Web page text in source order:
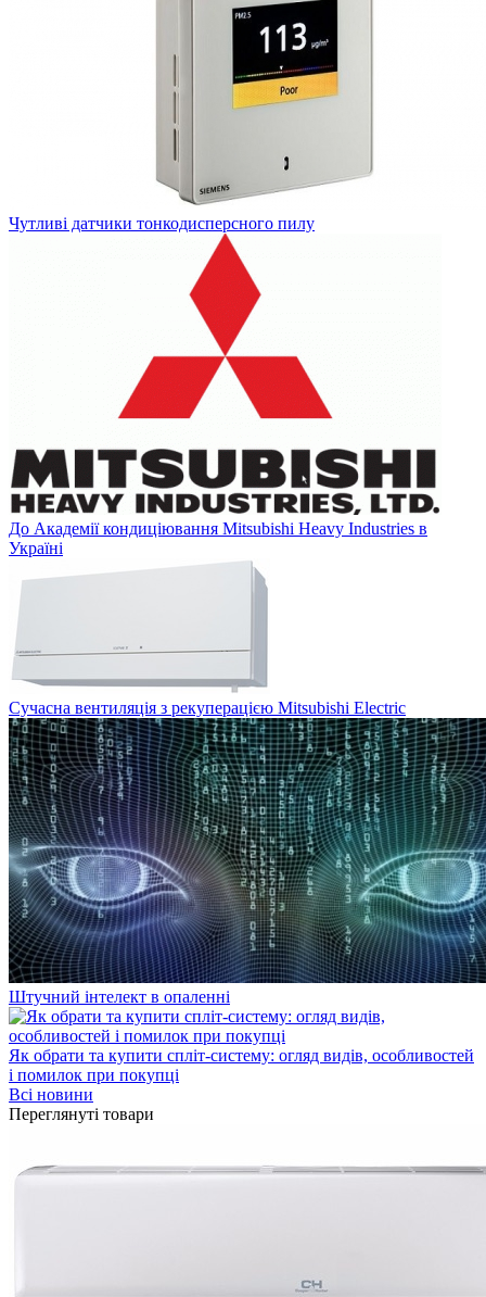
Чутливі датчики тонкодисперсного пилу
До Академії кондиціювання Mitsubishi Heavy Industries в
Україні
Сучасна вентиляція з рекуперацією Mitsubishi Electric
Штучний інтелект в опаленні
Як обрати та купити спліт-систему: огляд видів, особливостей
і помилок при покупці
Всі новини
Переглянуті товари